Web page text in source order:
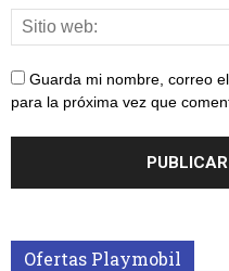
Guarda mi nombre, correo
para la próxima vez que
Ofertas Playmobil